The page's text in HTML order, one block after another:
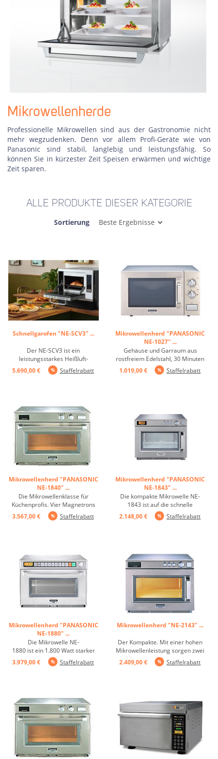
Mikrowellenherde
Professionelle Mikrowellen sind aus der Gastronomie nicht
mehr wegzudenken. Denn vor allem Profi-Geräte wie von
Panasonic sind stabil, langlebig und leistungsfähig. So
können Sie in kürzester Zeit Speisen erwärmen und wichtige
Zeit sparen.
ALLE PRODUKTE DIESER KATEGORIE
Sortierung
Schnellgarofen "NE-SCV3" ...
Der NE-SCV3 ist ein
leistungsstarkes Heißluft-
Schnellgarsystem, das sich ideal
für Cafés, Restaurants und
eine besonders schnelle
Zubereitung von ...
5.690,00 € Staffelrabatt
Mikrowellenherd "PANASONIC
NE-1027" ...
Gehäuse und Garraum aus
rostfreiem Edelstahl, 30 Minuten
Zeitschaltuhr, 4
Leistungsstufen von 100 - 1000
1.019,00 € Staffelrabatt
Mikrowellenherd "PANASONIC
NE-1840" ...
Die Mikrowellenklasse für
Küchenprofis. Vier Magnetrons
sorgen für schnelles Erwärmen
der Speisen - auch bei großen
Tassen Suppe oder vier ...
3.567,00 € Staffelrabatt
Mikrowellenherd "PANASONIC
NE-1843" ...
Die kompakte Mikrowelle NE-
1843 ist auf die schnelle
Produktion von Einzelportionen
ausgerichtet. Der 18-Liter-
Speisen schnell und gleichmäßig
durch ...
2.148,00 € Staffelrabatt
Mikrowellenherd "PANASONIC
NE-1880" ...
Die Mikrowelle NE-
1880 ist ein 1.800 Watt starker
Profi für hohen Durchsatz. Der
44-Liter-Garraum lässt sich mit
die programmierbare ...
3.979,00 € Staffelrabatt
Mikrowellenherd "NE-2143" ...
Der Kompakte. Mit einer hohen
Mikrowellenleistung sorgen zwei
Magnetrons, die ober- und
unterhalb des Garraums
Zwischenfach ...
2.409,00 € Staffelrabatt